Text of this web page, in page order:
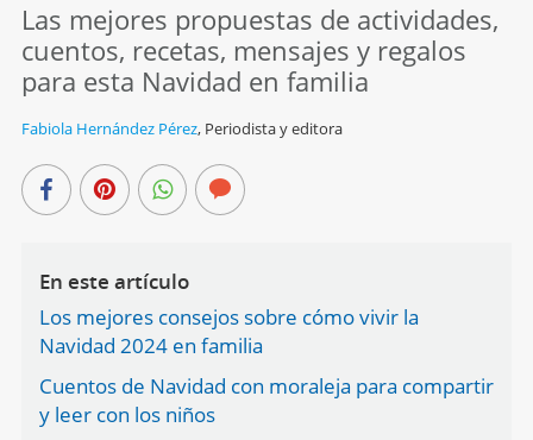
Las mejores propuestas de actividades,
cuentos, recetas, mensajes y regalos
para esta Navidad en familia
Fabiola Hernández Pérez, Periodista y editora
En este artículo
Los mejores consejos sobre cómo vivir la
Navidad 2024 en familia
Cuentos de Navidad con moraleja para compartir
y leer con los niños